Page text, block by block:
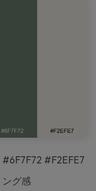
#F2EFE7
ング感